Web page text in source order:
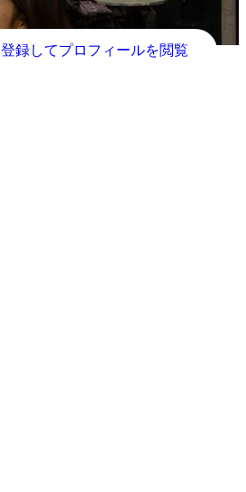
登録してプロフィールを閲覧